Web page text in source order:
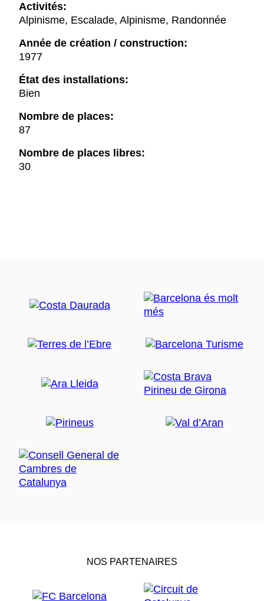
Activités:
Alpinisme, Escalade, Alpinisme, Randonnée
Année de création / construction:
1977
État des installations:
Bien
Nombre de places:
87
Nombre de places libres:
30
NOS PARTENAIRES